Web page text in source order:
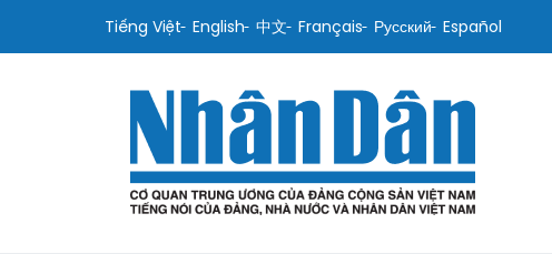
Tiếng Việt English 中文 Français Русский Español